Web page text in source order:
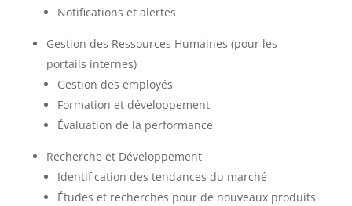
Notifications et alertes
Gestion des Ressources Humaines (pour les
portails internes)
Gestion des employés
Formation et développement
Évaluation de la performance
Recherche et Développement
Identification des tendances du marché
Études et recherches pour de nouveaux produits